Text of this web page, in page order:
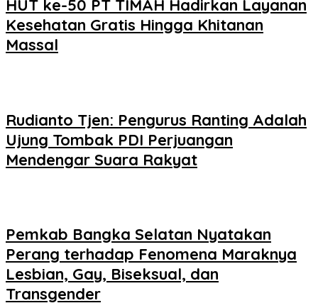
HUT ke-50 PT TIMAH Hadirkan Layanan
Kesehatan Gratis Hingga Khitanan
Massal
Rudianto Tjen: Pengurus Ranting Adalah
Ujung Tombak PDI Perjuangan
Mendengar Suara Rakyat
Pemkab Bangka Selatan Nyatakan
Perang terhadap Fenomena Maraknya
Lesbian, Gay, Biseksual, dan
Transgender